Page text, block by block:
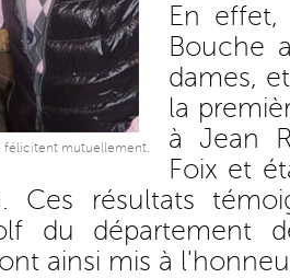
félicitent mutuellement.
En effet,
Bouche
dames,
la
à Jean
Foix et
Ces résultats
du département
ainsi mis à